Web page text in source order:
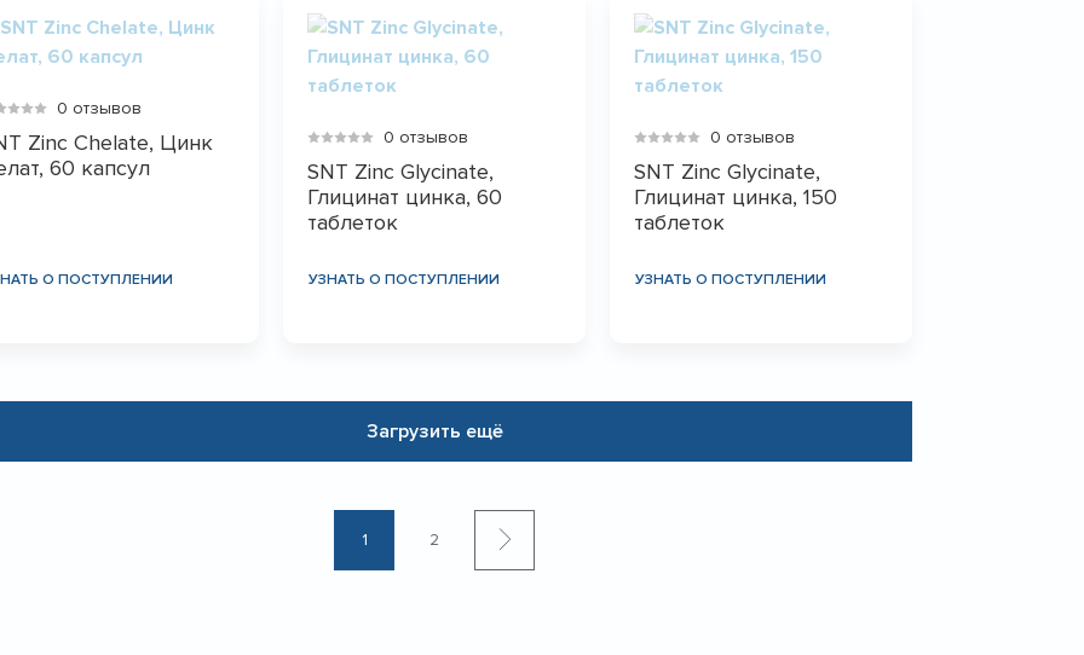
0 отзывов
Zinc Chelate, Цинк
60 капсул
О ПОСТУПЛЕНИИ
0 отзывов
SNT Zinc Glycinate,
Глицинат цинка, 60
таблеток
УЗНАТЬ О ПОСТУПЛЕНИИ
0 отзывов
SNT Zinc Glycinate,
Глицинат цинка, 150
таблеток
УЗНАТЬ О ПОСТУПЛЕНИИ
Загрузить ещё
1 2